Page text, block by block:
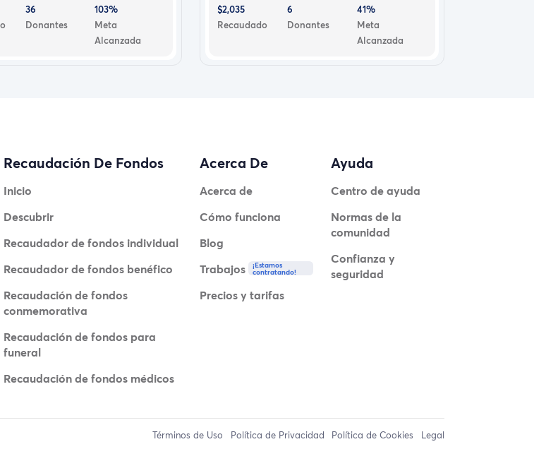
36
Donantes
103%
Meta
Alcanzada
$2,035
Recaudado
6
Donantes
41%
Meta
Alcanzada
Recaudación De Fondos
Inicio
Descubrir
Recaudador de fondos individual
Recaudador de fondos benéfico
Recaudación de fondos
conmemorativa
Recaudación de fondos para
funeral
Recaudación de fondos médicos
Acerca De
Acerca de
Cómo funciona
Blog
Trabajos
¡Estamos
contratando!
Precios y tarifas
Ayuda
Centro de ayuda
Normas de la
comunidad
Confianza y
seguridad
Términos de Uso Política de Privacidad Política de Cookies Legal